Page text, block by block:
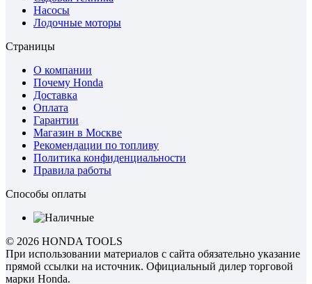
Насосы
Лодочные моторы
Страницы
О компании
Почему Honda
Доставка
Оплата
Гарантии
Магазин в Москве
Рекомендации по топливу
Политика конфиденциальности
Правила работы
Способы оплаты
© 2026 HONDA TOOLS
При использовании материалов с сайта обязательно указание
прямой ссылки на источник. Официальный дилер торговой
марки Honda.